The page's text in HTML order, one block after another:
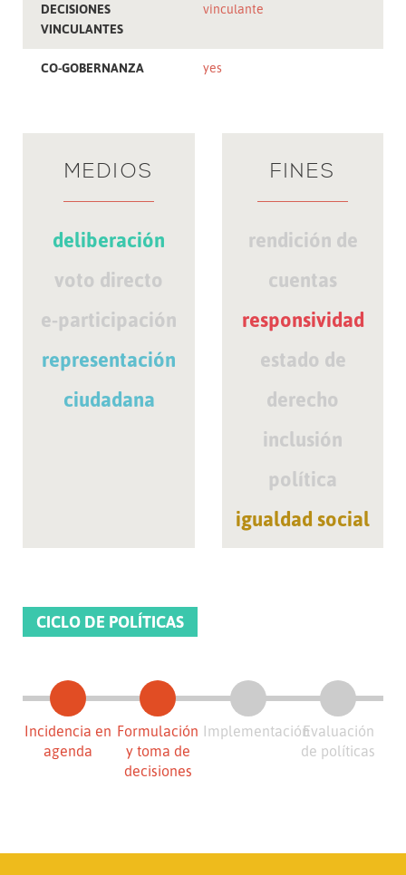
DECISIONES
VINCULANTES
vinculante
CO-GOBERNANZA yes
MEDIOS
deliberación
voto directo
e-participación
representación
ciudadana
FINES
rendición de
cuentas
responsividad
estado de
derecho
inclusión
política
igualdad social
CICLO DE POLÍTICAS
Incidencia en
agenda
Formulación
y toma de
decisiones
ImplementaciónEvaluación
de políticas